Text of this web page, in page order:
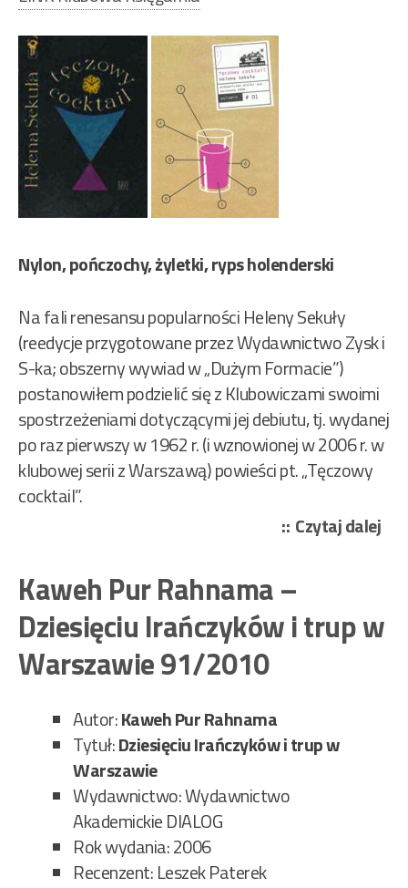
Nylon, pończochy, żyletki, ryps holenderski
Na fali renesansu popularności Heleny Sekuły
(reedycje przygotowane przez Wydawnictwo Zysk i
S-ka; obszerny wywiad w „Dużym Formacie”)
postanowiłem podzielić się z Klubowiczami swoimi
spostrzeżeniami dotyczącymi jej debiutu, tj. wydanej
po raz pierwszy w 1962 r. (i wznowionej w 2006 r. w
klubowej serii z Warszawą) powieści pt. „Tęczowy
cocktail”.
Czytaj dalej
Kaweh Pur Rahnama –
Dziesięciu Irańczyków i trup w
Warszawie 91/2010
Autor:Kaweh Pur Rahnama
Tytuł:Dziesięciu Irańczyków i trup w
Warszawie
Wydawnictwo: Wydawnictwo
Akademickie DIALOG
Rok wydania: 2006
Recenzent: Leszek Paterek